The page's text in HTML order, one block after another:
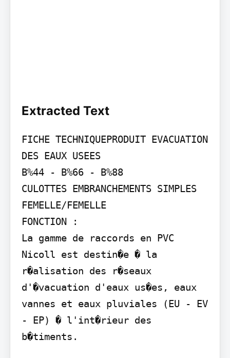
Extracted Text
FICHE TECHNIQUEPRODUIT EVACUATION
DES EAUX USEES
B%44 - B%66 - B%88
CULOTTES EMBRANCHEMENTS SIMPLES
FEMELLE/FEMELLE
FONCTION :
La gamme de raccords en PVC
Nicoll est destin�e � la
r�alisation des r�seaux
d'�vacuation d'eaux us�es, eaux
vannes et eaux pluviales (EU - EV
- EP) � l'int�rieur des
b�timents.